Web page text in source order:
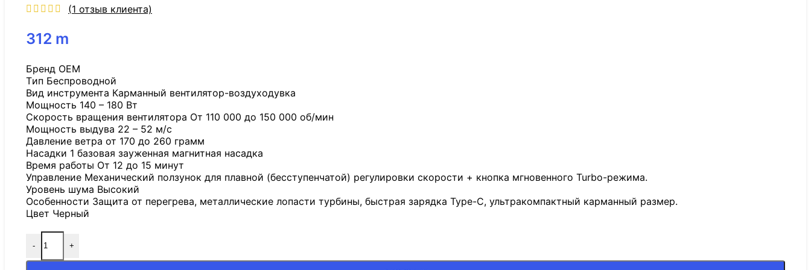
(1 отзыв клиента)
312 m
Бренд OEM
Tип Беспроводной
Вид инструмента Карманный вентилятор-воздуходувка
Мощность 140 – 180 Вт
Скорость вращения вентилятора От 110 000 до 150 000 об/мин
Мощность выдува 22 – 52 м/с
Давление ветра от 170 до 260 грамм
Насадки 1 базовая зауженная магнитная насадка
Время работы От 12 до 15 минут
Управление Механический ползунок для плавной (бесступенчатой) регулировки скорости + кнопка мгновенного Turbo-режима.
Уровень шума Высокий
Особенности Защита от перегрева, металлические лопасти турбины, быстрая зарядка Type-C, ультракомпактный карманный размер.
Цвет Черный
- +